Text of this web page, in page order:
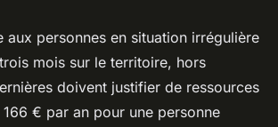
aux personnes en situation irrégulière
mois sur le territoire, hors
doivent justifier de ressources
€ par an pour une personne